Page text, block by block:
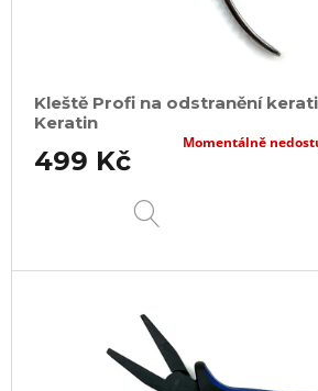
Kleště Profi na odstranění
Keratin
499 Kč
Momentálně